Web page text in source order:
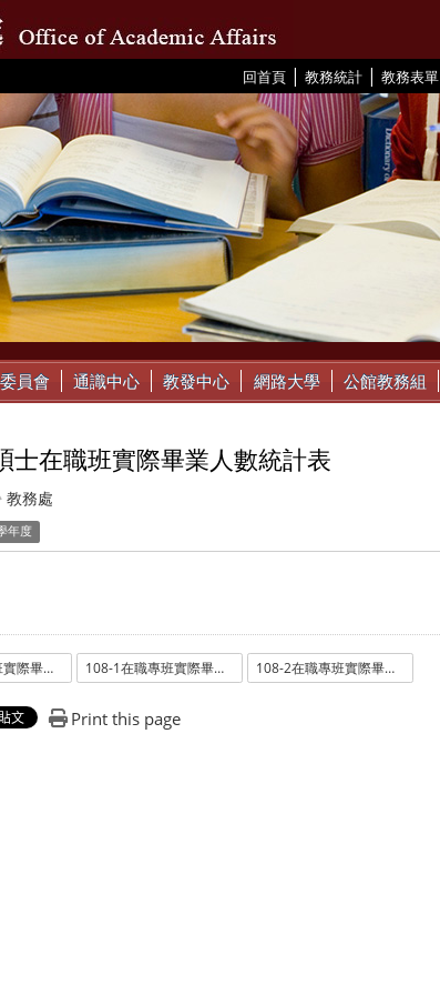
回首頁 | 教務統計 | 教務表單
員會 通識中心 教發中心 網路大學 公館教務組
士在職班實際畢業人數統計表
教務處
年度
108-0在職專班實際畢業人數統計表 108-1在職專班實際畢業人數統計表 108-2在職專班實際畢業人數統計表
Print this page